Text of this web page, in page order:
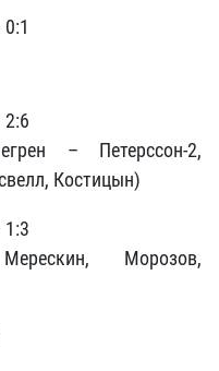
– Петерссон-2,
Костицын)
Морозов,